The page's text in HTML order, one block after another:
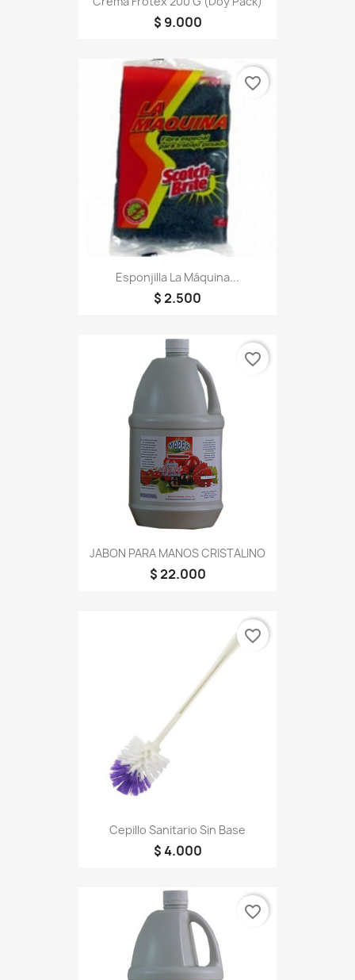
$ 9.000
Esponjilla La Máquina...
$ 2.500
favorite_border
JABON PARA MANOS CRISTALINO
$ 22.000
favorite_border
Cepillo Sanitario Sin Base
$ 4.000
favorite_border
favorite_border